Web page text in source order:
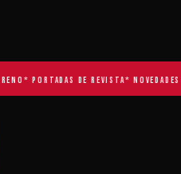
* PORTADAS DE REVISTA* NOVEDADES TV